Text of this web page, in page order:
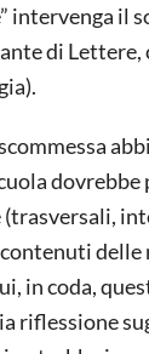
intervenga il
di Lettere,
(trasversali,
in coda,
riflessione